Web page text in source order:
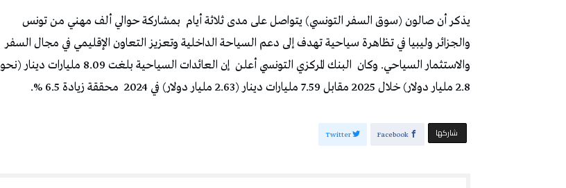
يذكر أن صالون (سوق السفر التونسي) يتواصل على مدى ثلاثة أيام بمشاركة حوالي ألف مهني من تونس
والجزائر وليبيا في تظاهرة سياحية تهدف إلى دعم السياحة الداخلية وتعزيز التعاون الإقليمي في مجال السفر
والاستثمار السياحي. وكان البنك المركزي التونسي أعلن
إن العائدات السياحية بلغت 8.09 مليارات دينار (نحو
2.8 مليار دولار) خلال 2025 مقابل 7.59 مليارات دينار (2.63 مليار دولار) في 2024
محققة زيادة 6.5 %.
‫‫ شاركها‬ Facebook
Twitter